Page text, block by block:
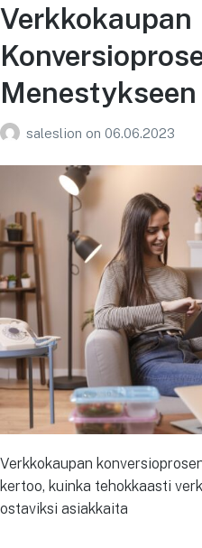
Verkkokaupan
Menestykseen
saleslion on 06.06.2023
Verkkokaupan
kertoo, kuinka tehokkaasti
ostaviksi asiakkaita